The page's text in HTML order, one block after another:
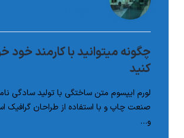
چگونه میتوانید با کارمند خود
کنید
لورم ایپسوم متن ساختگی با تولید سادگی
صنعت چاپ و با استفاده از طراحان گرافیک
و…